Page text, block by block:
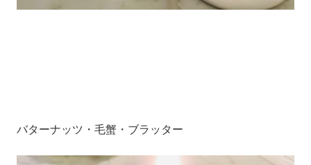
バターナッツ・毛蟹・ブラッター